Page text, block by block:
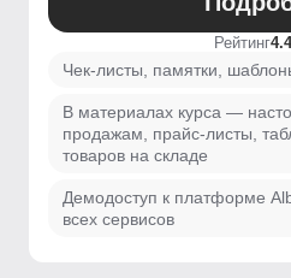
Рейтинг
Чек-листы, памятки,
В материалах курса —
продажам, прайс-листы,
товаров на складе
Демодоступ к платформе
всех сервисов